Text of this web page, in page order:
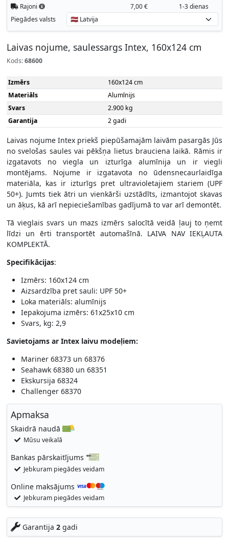
Rajoni
7,00 € 1-3 dienas
Piegādes valsts
Laivas nojume, saulessargs Intex, 160x124 cm
Kods:68600
Izmērs
160x124 cm
Materiāls
Alumīnijs
Svars
2.900 kg
Garantija
2 gadi
Laivas nojume Intex priekš piepūšamajām laivām pasargās Jūs
no svelošas saules vai pēkšņa lietus brauciena laikā. Rāmis ir
izgatavots no viegla un izturīga alumīnija un ir viegli
montējams. Nojume ir izgatavota no ūdensnecaurlaidīga
materiāla, kas ir izturīgs pret ultravioletajiem stariem (UPF
50+). Jumts tiek ātri un vienkārši uzstādīts, izmantojot skavas
un āķus, kā arī nepieciešamības gadījumā to var arī demontēt.
Tā vieglais svars un mazs izmērs salocītā veidā ļauj to ņemt
līdzi un ērti transportēt automašīnā. LAIVA NAV IEKĻAUTA
KOMPLEKTĀ.
Specifikācijas:
Izmērs: 160x124 cm
Aizsardzība pret sauli: UPF 50+
Loka materiāls: alumīnijs
Iepakojuma izmērs: 61x25x10 cm
Svars, kg: 2,9
Savietojams ar Intex laivu modeļiem:
Mariner 68373 un 68376
Seahawk 68380 un 68351
Ekskursija 68324
Challenger 68370
Apmaksa
Skaidrā naudā
Mūsu veikalā
Bankas pārskaitījums
Jebkuram piegādes veidam
Online maksājums
Jebkuram piegādes veidam
Garantija 2gadi